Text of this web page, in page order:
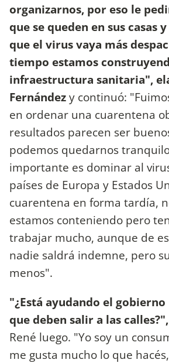
organizarnos, por eso le
que se queden en sus casas
que el virus vaya más
tiempo estamos
infraestructura sanitaria",
Fernándezy continuó:
en ordenar una cuarentena
resultados parecen ser
podemos quedarnos
importante es dominar al
países de Europa y Estados
cuarentena en forma tardía,
estamos conteniendo pero
trabajar mucho, aunque de
nadie saldrá indemne, pero
menos".
"¿Está ayudando el
que deben salir a las calles?",
René luego. "Yo soy un
me gusta mucho lo que